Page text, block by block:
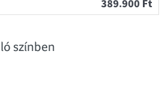
389.900 Ft
színben